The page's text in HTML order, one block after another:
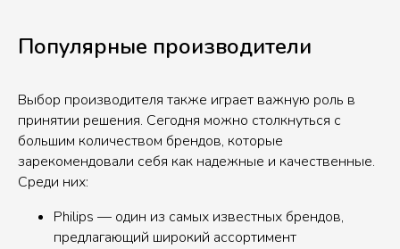
Популярные производители
Выбор производителя также играет важную роль в
принятии решения. Сегодня можно столкнуться с
большим количеством брендов, которые
зарекомендовали себя как надежные и качественные.
Среди них:
Philips — один из самых известных брендов,
предлагающий широкий ассортимент